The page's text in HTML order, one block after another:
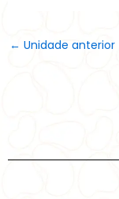
← Unidade anterior